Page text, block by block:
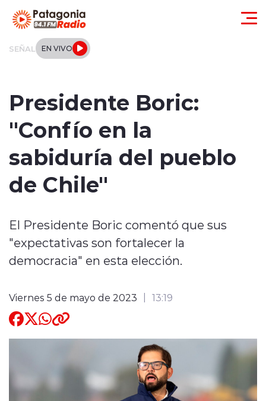
SEÑAL EN VIVO
Local
Tendencias
Deportes
Entrevistas
modo claro
Presidente Boric:
"Confío en la
sabiduría del pueblo
de Chile"
El Presidente Boric comentó que sus
"expectativas son fortalecer la
democracia" en esta elección.
Viernes 5 de mayo de 2023 13:19